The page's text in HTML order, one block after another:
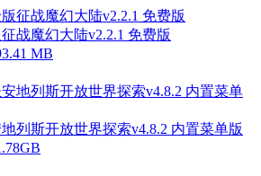
战魔幻大陆v2.2.1 免费版
MB
列斯开放世界探索v4.8.2 内置菜单版